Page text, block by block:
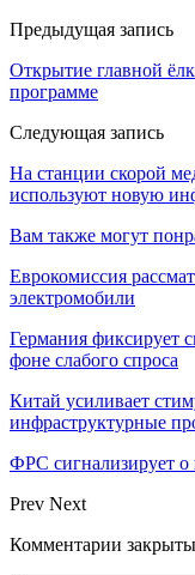
Предыдущая запись
Открытие главной
программе
Следующая запись
На станции скорой
используют новую
Вам также могут
Еврокомиссия
электромобили
Германия фиксирует
фоне слабого спроса
Китай усиливает
инфраструктурные
ФРС сигнализирует
Prev Next
Комментарии